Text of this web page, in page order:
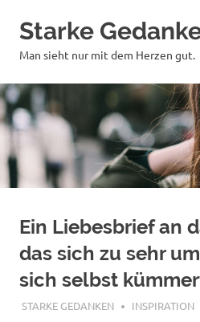
Inhalt
springen
Starke
Man sieht nur mit dem Herzen gut.
Ein Liebesbrief an
das sich zu sehr
sich selbst
OKTOBER 26, 2018
STARKE GEDANKEN INSPIRATION